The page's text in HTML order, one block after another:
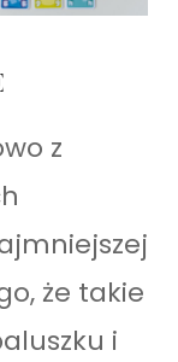
z
że takie
i